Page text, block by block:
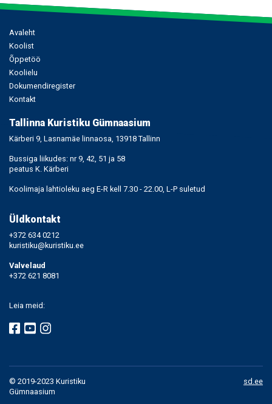
Põhinavigatsioon
Avaleht
Koolist
Õppetöö
Koolielu
Dokumendiregister
Kontakt
Tallinna Kuristiku Gümnaasium
Kärberi 9, Lasnamäe linnaosa, 13918 Tallinn
Bussiga liikudes: nr 9, 42, 51 ja 58
peatus K. Kärberi
Koolimaja lahtioleku aeg E-R kell 7.30 - 22.00, L-P suletud
Üldkontakt
+372 634 0212
kuristiku@kuristiku.ee
Valvelaud
+372 621 8081
Leia meid:
© 2019-2023 Kuristiku
Gümnaasium
sd.ee